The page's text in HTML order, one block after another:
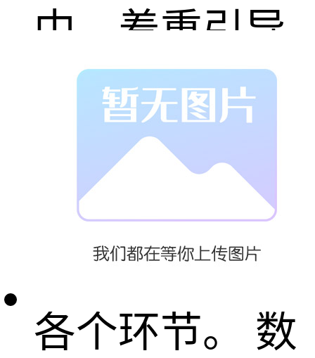
中，着重引导
学生从碳供应
链的视角出
发，去深入理
解企业运营的
各个环节。 数